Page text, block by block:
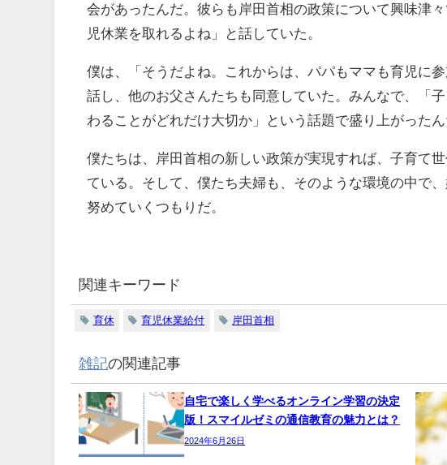
会があったんだ。彼らも岸田首相の政策について興味津
児休業を取れるよね」と話していた。
僕は、「そうだよね。これからは、パパもママも育児に
話し、他のお父さんたちも同意していた。みんなで、「
わることがどれだけ大切か」という話題で盛り上がったん
僕たちは、岸田首相の新しい政策が実現すれば、子育て
ている。そして、僕たち夫婦も、そのような環境の中で
努めていくつもりだ。
関連キーワード
育休 育児休業給付 岸田首相
雑記の関連記事
自宅で楽しく学べるオンライン学習の決定
版！スマイルゼミの通信教育の魅力とは？
2024年6月26日